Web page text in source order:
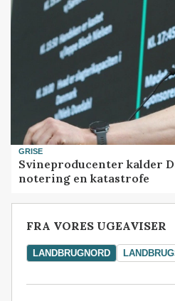
GRISE
Svineproducenter kalder
notering en katastrofe
FRA VORES UGEAVISER
LANDBRUGNORD